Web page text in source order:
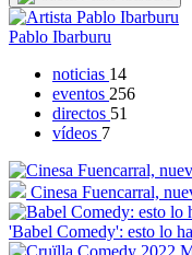
Pablo Ibarburu
noticias 14
eventos 256
directos 51
vídeos 7
Cinesa Fuencarral,
'Babel Comedy': esto lo